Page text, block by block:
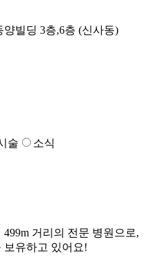
빌딩 3층,6층 (신사동)
술 소식
거리의 전문 병원으로,
보유하고 있어요!